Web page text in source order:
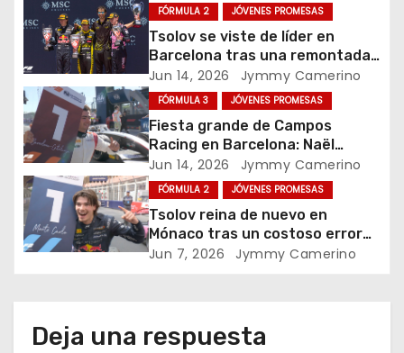
i
n
d
e
e
n
r
FÓRMULA 2 JÓVENES PROMESAS
Tsolov se viste de líder en
Barcelona tras una remontada
estratégica con triunfo de
Câmara / Crónica Carrera F2 GP
Catalunya-Barcelona
Jun 14, 2026 Jymmy Camerino
FÓRMULA 3 JÓVENES PROMESAS
Fiesta grande de Campos
Racing en Barcelona: Naël
rompe su maldición y gana
desde la pole / Crónica carrera
F3 GP Catalunya-Barcelona
Jun 14, 2026 Jymmy Camerino
FÓRMULA 2 JÓVENES PROMESAS
Tsolov reina de nuevo en
Mónaco tras un costoso error
de Câmara
Jun 7, 2026 Jymmy Camerino
Deja una respuesta